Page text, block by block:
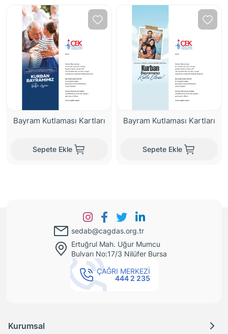
Bayram Kutlaması Kartları
Sepete Ekle
Bayram Kutlaması Kartları
Sepete Ekle
sedab@cagdas.org.tr
Ertuğrul Mah. Uğur Mumcu
Bulvarı No:17/3 Nilüfer Bursa
ÇAĞRI MERKEZİ
444 2 235
Kurumsal